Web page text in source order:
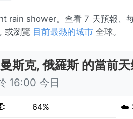
rain shower。查看 7 天預報、
, 或瀏覽 目前最熱的城市 全球。
斯克, 俄羅斯 的當前
16:00 今日
: 64% ☁️